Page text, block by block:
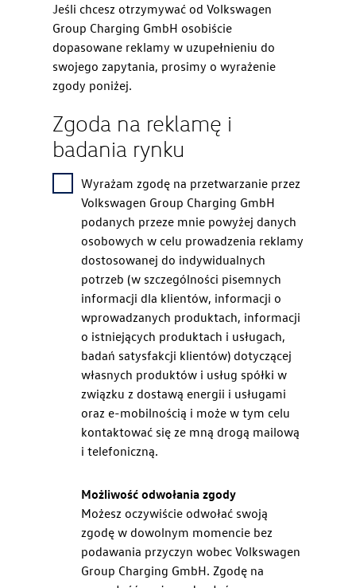
Jeśli chcesz otrzymywać od Volkswagen
Group Charging GmbH osobiście
dopasowane reklamy w uzupełnieniu do
swojego zapytania, prosimy o wyrażenie
zgody poniżej.
Zgoda na reklamę i
badania rynku
Wyrażam zgodę na przetwarzanie przez
Volkswagen Group Charging GmbH
podanych przeze mnie powyżej danych
osobowych w celu prowadzenia reklamy
dostosowanej do indywidualnych
potrzeb (w szczególności pisemnych
informacji dla klientów, informacji o
wprowadzanych produktach, informacji
o istniejących produktach i usługach,
badań satysfakcji klientów) dotyczącej
własnych produktów i usług spółki w
związku z dostawą energii i usługami
oraz e-mobilnością i może w tym celu
kontaktować się ze mną drogą mailową
i telefoniczną.
Możliwość odwołania zgody
Możesz oczywiście odwołać swoją
zgodę w dowolnym momencie bez
podawania przyczyn wobec Volkswagen
Group Charging GmbH. Zgodę na